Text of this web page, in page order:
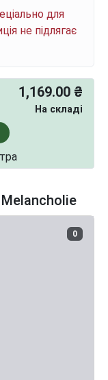
для
не підлягає
1,169.00 ₴
На складі
0